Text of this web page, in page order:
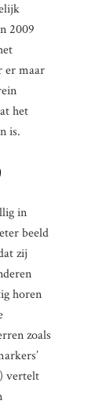
2009
er maar
het
is.
in
beeld
zij
horen
zoals
vertelt